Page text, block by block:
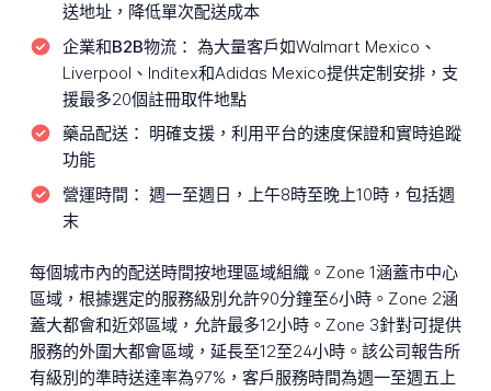
送地址，降低單次配送成本
企業和B2B物流： 為大量客戶如Walmart Mexico、
Liverpool、Inditex和Adidas Mexico提供定制安排，支
援最多20個註冊取件地點
藥品配送： 明確支援，利用平台的速度保證和實時追蹤
功能
營運時間： 週一至週日，上午8時至晚上10時，包括週
末
每個城市內的配送時間按地理區域組織。Zone 1涵蓋市中心
區域，根據選定的服務級別允許90分鐘至6小時。Zone 2涵
蓋大都會和近郊區域，允許最多12小時。Zone 3針對可提供
服務的外圍大都會區域，延長至12至24小時。該公司報告所
有級別的準時送達率為97%，客戶服務時間為週一至週五上